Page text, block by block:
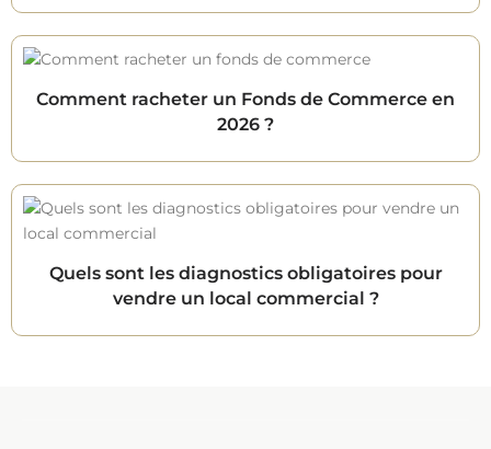
Comment racheter un Fonds de Commerce en
2026 ?
Quels sont les diagnostics obligatoires pour
vendre un local commercial ?